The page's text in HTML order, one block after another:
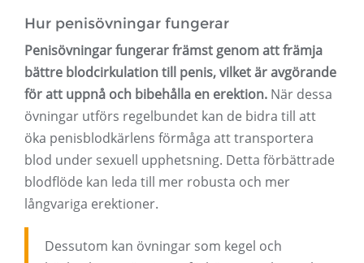
Hur penisövningar fungerar
Penisövningar fungerar främst genom att främja
bättre blodcirkulation till penis, vilket är avgörande
för att uppnå och bibehålla en erektion. När dessa
övningar utförs regelbundet kan de bidra till att
öka penisblodkärlens förmåga att transportera
blod under sexuell upphetsning. Detta förbättrade
blodflöde kan leda till mer robusta och mer
långvariga erektioner.
Dessutom kan övningar som kegel och